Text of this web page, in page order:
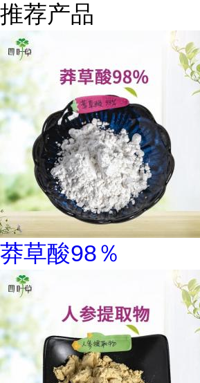
推荐产品
莽草酸98％